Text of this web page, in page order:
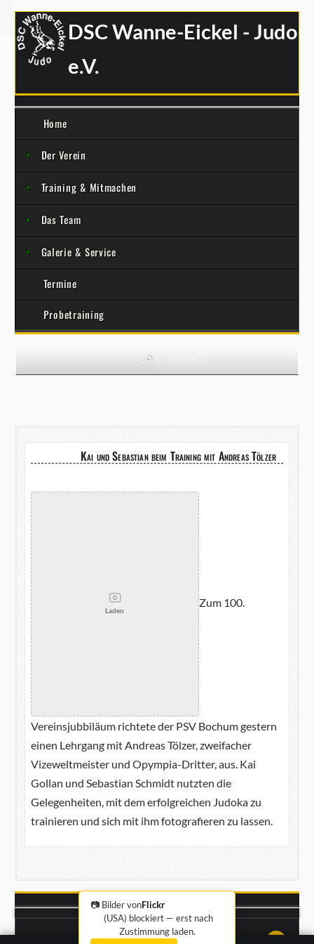
DSC Wanne-Eickel - Judo
e.V.
Home
Der Verein
Training & Mitmachen
Das Team
Galerie & Service
Termine
Probetraining
📷 Bilder vonFlickr
(USA) blockiert — erst nach
Zustimmung laden.
↑↑↑
Impressum·Datenschutz
Kai und Sebastian beim Training mit Andreas Tölzer
Laden
Zum 100.
Vereinsjubbiläum richtete der PSV Bochum gestern
einen Lehrgang mit Andreas Tölzer, zweifacher
Vizeweltmeister und Opympia-Dritter, aus. Kai
Gollan und Sebastian Schmidt nutzten die
Gelegenheiten, mit dem erfolgreichen Judoka zu
trainieren und sich mit ihm fotografieren zu lassen.